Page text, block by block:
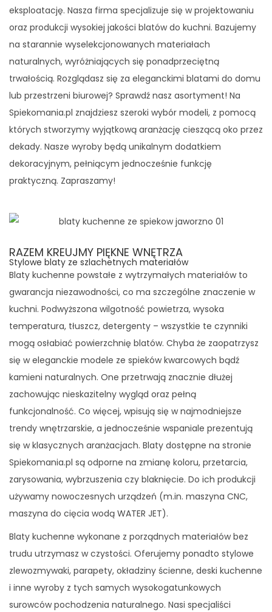
eksploatację. Nasza firma specjalizuje się w projektowaniu
oraz produkcji wysokiej jakości blatów do kuchni. Bazujemy
na starannie wyselekcjonowanych materiałach
naturalnych, wyróżniających się ponadprzeciętną
trwałością. Rozglądasz się za eleganckimi blatami do domu
lub przestrzeni biurowej? Sprawdź nasz asortyment! Na
Spiekomania.pl znajdziesz szeroki wybór modeli, z pomocą
których stworzymy wyjątkową aranżację cieszącą oko przez
dekady. Nasze wyroby będą unikalnym dodatkiem
dekoracyjnym, pełniącym jednocześnie funkcję
praktyczną. Zapraszamy!
RAZEM KREUJMY PIĘKNE WNĘTRZA
Stylowe blaty ze szlachetnych materiałów
Blaty kuchenne powstałe z wytrzymałych materiałów to
gwarancja niezawodności, co ma szczególne znaczenie w
kuchni. Podwyższona wilgotność powietrza, wysoka
temperatura, tłuszcz, detergenty – wszystkie te czynniki
mogą osłabiać powierzchnię blatów. Chyba że zaopatrzysz
się w eleganckie modele ze spieków kwarcowych bądź
kamieni naturalnych. One przetrwają znacznie dłużej
zachowując nieskazitelny wygląd oraz pełną
funkcjonalność. Co więcej, wpisują się w najmodniejsze
trendy wnętrzarskie, a jednocześnie wspaniale prezentują
się w klasycznych aranżacjach. Blaty dostępne na stronie
Spiekomania.pl są odporne na zmianę koloru, przetarcia,
zarysowania, wybrzuszenia czy blaknięcie. Do ich produkcji
używamy nowoczesnych urządzeń (m.in. maszyna CNC,
maszyna do cięcia wodą WATER JET).
Blaty kuchenne wykonane z porządnych materiałów bez
trudu utrzymasz w czystości. Oferujemy ponadto stylowe
zlewozmywaki, parapety, okładziny ścienne, deski kuchenne
i inne wyroby z tych samych wysokogatunkowych
surowców pochodzenia naturalnego. Nasi specjaliści